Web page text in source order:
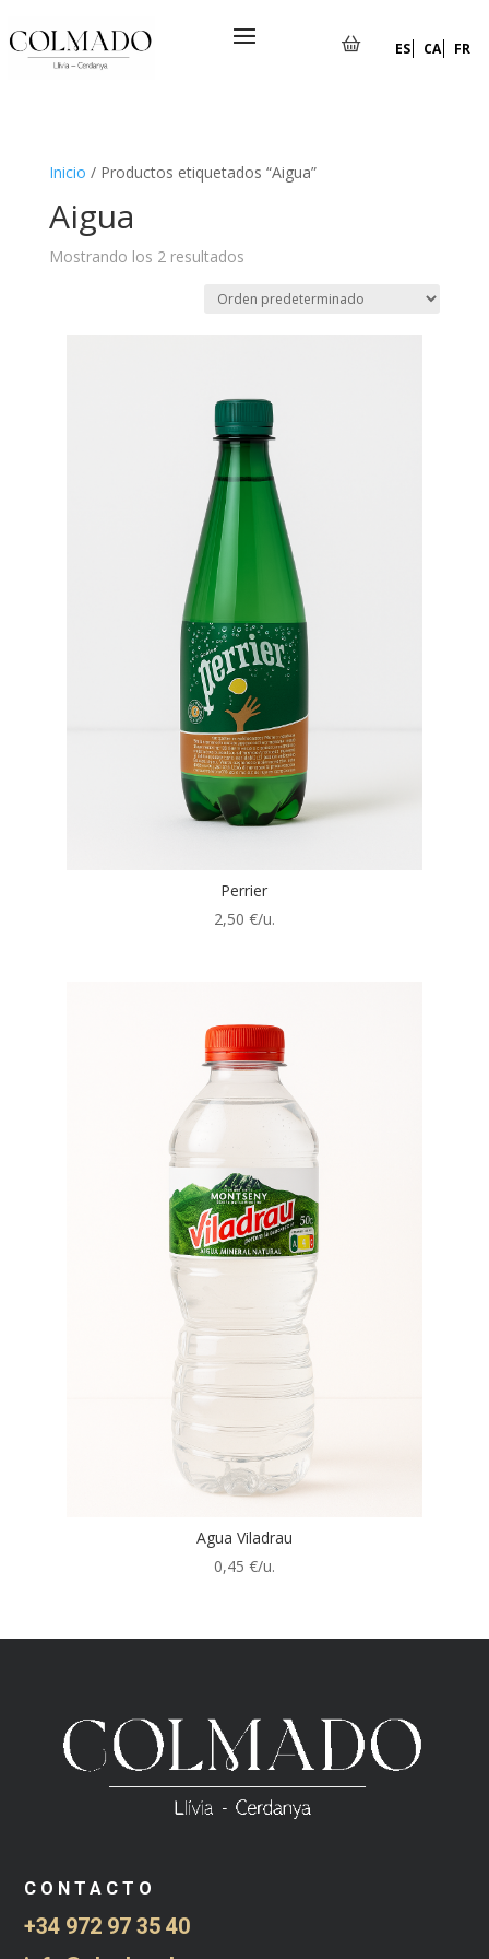
ES CA FR
Inicio / Productos etiquetados “Aigua”
Aigua
Mostrando los 2 resultados
Perrier
2,50 €/u.
Agua Viladrau
0,45 €/u.
CONTACTO
+34 972 97 35 40